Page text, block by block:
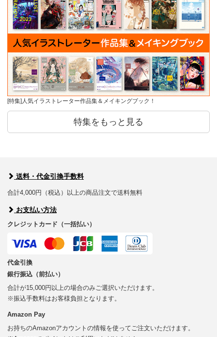
[特集]人気イラストレーター作品集＆メイキングブック！
特集をもっと見る
送料・代金引換手数料
合計4,000円（税込）以上の商品注文で送料無料
お支払い方法
クレジットカード（一括払い）
代金引換
銀行振込（前払い）
合計が15,000円以上の場合のみご選択いただけます。
※振込手数料はお客様負担となります。
Amazon Pay
お持ちのAmazonアカウントの情報を使ってご注文いただけます。